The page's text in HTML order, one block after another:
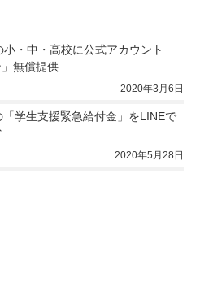
小・中・高校に公式アカウント
」無償提供
2020年3月6日
学生支援緊急給付金」をLINEで
2020年5月28日